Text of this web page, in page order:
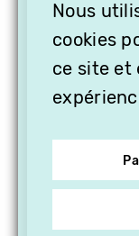
Nous
cookies
ce site et